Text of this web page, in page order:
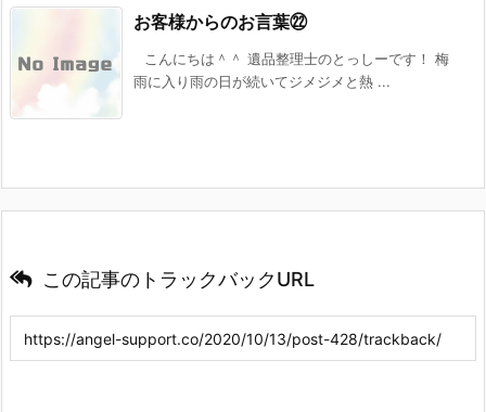
お客様からのお言葉㉒
こんにちは＾＾ 遺品整理士のとっしーです！ 梅
雨に入り雨の日が続いてジメジメと熱 ...
この記事のトラックバックURL